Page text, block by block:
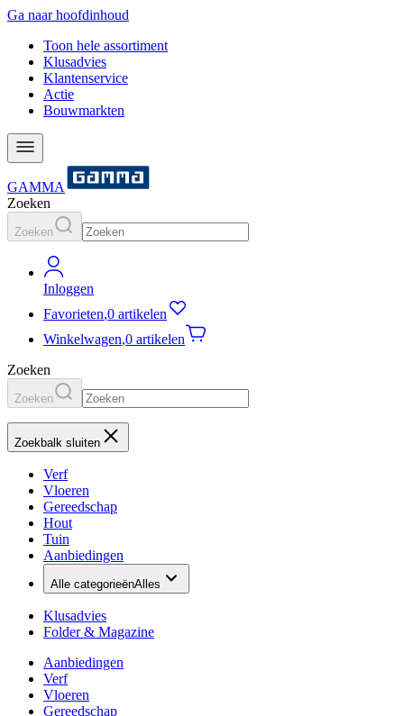
Ga naar hoofdinhoud
Toon hele assortiment
Klusadvies
Klantenservice
Actie
Bouwmarkten
GAMMA
Zoeken
Zoeken
Inloggen
Favorieten,0 artikelen
Winkelwagen,0 artikelen
Zoeken
Zoeken
Zoekbalk sluiten
Verf
Vloeren
Gereedschap
Hout
Tuin
Aanbiedingen
Alle categorieënAlles
Klusadvies
Folder & Magazine
Aanbiedingen
Verf
Vloeren
Gereedschap